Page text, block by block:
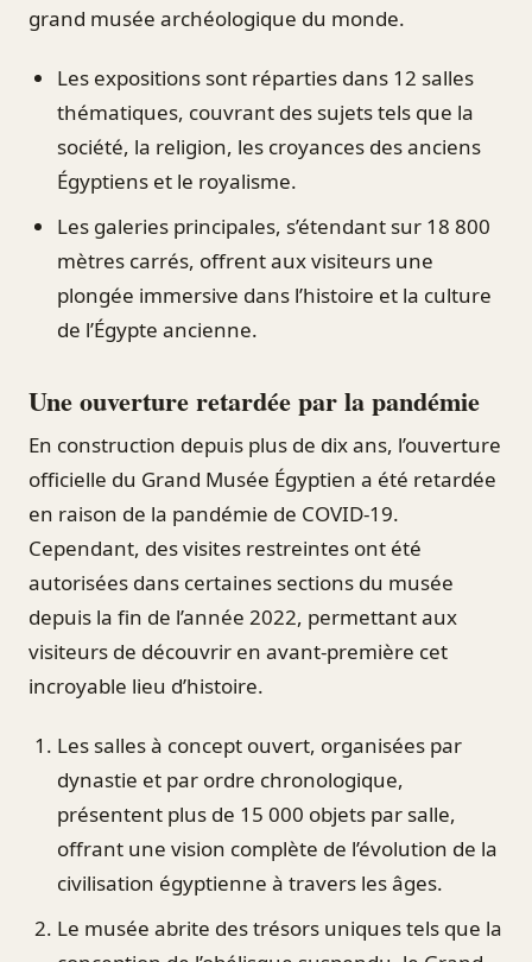
grand musée archéologique du monde.
Les expositions sont réparties dans 12 salles
thématiques, couvrant des sujets tels que la
société, la religion, les croyances des anciens
Égyptiens et le royalisme.
Les galeries principales, s’étendant sur 18 800
mètres carrés, offrent aux visiteurs une
plongée immersive dans l’histoire et la culture
de l’Égypte ancienne.
Une ouverture retardée par la pandémie
En construction depuis plus de dix ans, l’ouverture
officielle du Grand Musée Égyptien a été retardée
en raison de la pandémie de COVID-19.
Cependant, des visites restreintes ont été
autorisées dans certaines sections du musée
depuis la fin de l’année 2022, permettant aux
visiteurs de découvrir en avant-première cet
incroyable lieu d’histoire.
Les salles à concept ouvert, organisées par
dynastie et par ordre chronologique,
présentent plus de 15 000 objets par salle,
offrant une vision complète de l’évolution de la
civilisation égyptienne à travers les âges.
Le musée abrite des trésors uniques tels que la